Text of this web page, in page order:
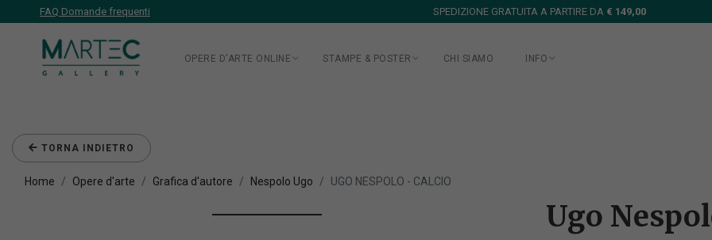
FAQ Domande frequenti SPEDIZIONE GRATUITA A PARTIRE DA € 149,00
OPERE D'ARTE ONLINE STAMPE & POSTER CHI SIAMO INFO
TORNA INDIETRO
Home Opere d'arte Grafica d'autore Nespolo Ugo UGO NESPOLO - CALCIO
Ugo